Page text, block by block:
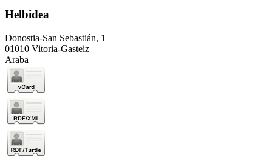
Helbidea
Donostia-San Sebastián, 1
01010 Vitoria-Gasteiz
Araba